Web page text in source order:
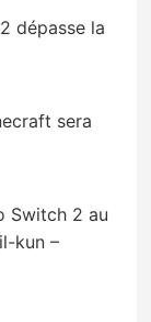
dépasse la
sera
Switch 2 au
kun –